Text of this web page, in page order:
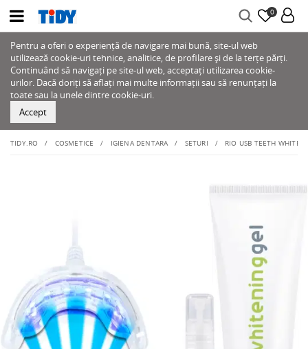
0
Pentru a oferi o experiență de navigare mai bună, site-ul web
utilizează cookie-uri tehnice, analitice, de profilare și de la terțe părți.
Continuând să navigați pe site-ul web, acceptați utilizarea cookie-
urilor. Dacă doriți să aflați mai multe informații sau să renunțați la
toate sau la unele dintre cookie-uri.
Accept
TIDY.RO COSMETICE IGIENA DENTARA SETURI RIO USB TEETH